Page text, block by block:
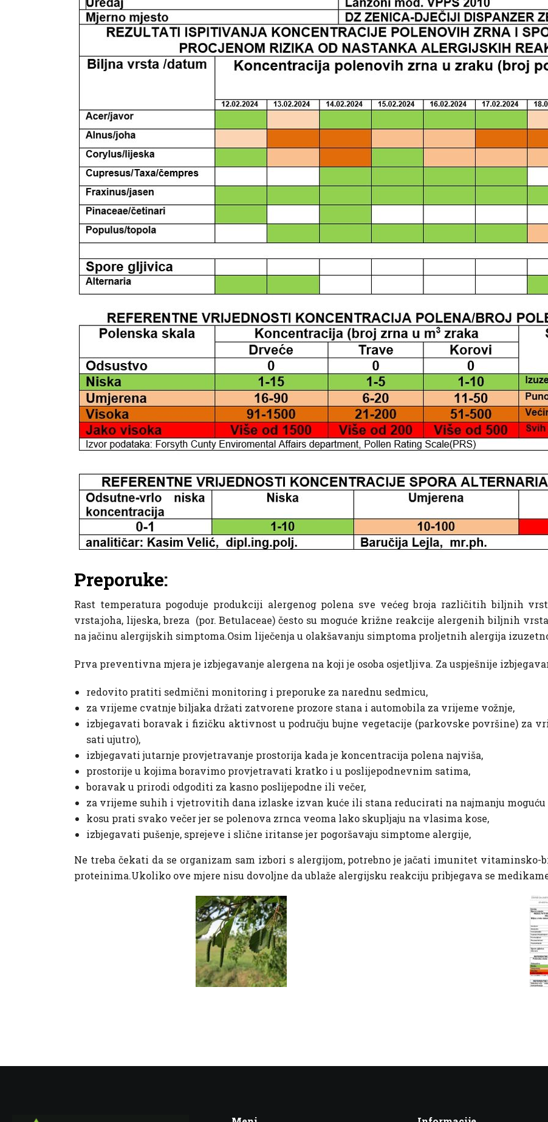
Preporuke:
Rast temperatura pogoduje produkciji alergenog polena sve većeg broja različitih biljnih
vrsta:joha, lijeska, breza (por. Betulaceae) često su moguće križne reakcije alergenih biljnih
na jačinu alergijskih simptoma.Osim liječenja u olakšavanju simptoma proljetnih alergija
Prva preventivna mjera je izbjegavanje alergena na koji je osoba osjetljiva. Za uspješnije
redovito pratiti sedmični monitoring i preporuke za narednu sedmicu,
za vrijeme cvatnje biljaka držati zatvorene prozore stana i automobila za vrijeme vožnje,
izbjegavati boravak i fizičku aktivnost u području bujne vegetacije (parkovske površine) za
sati ujutro),
izbjegavati jutarnje provjetravanje prostorija kada je koncentracija polena najviša,
prostorije u kojima boravimo provjetravati kratko i u poslijepodnevnim satima,
boravak u prirodi odgoditi za kasno poslijepodne ili večer,
za vrijeme suhih i vjetrovitih dana izlaske izvan kuće ili stana reducirati na najmanju moguću
kosu prati svako večer jer se polenova zrnca veoma lako skupljaju na vlasima kose,
izbjegavati pušenje, sprejeve i slične iritanse jer pogoršavaju simptome alergije,
Ne treba čekati da se organizam sam izbori s alergijom, potrebno je jačati imunitet
proteinima.Ukoliko ove mjere nisu dovoljne da ublaže alergijsku reakciju pribjegava se